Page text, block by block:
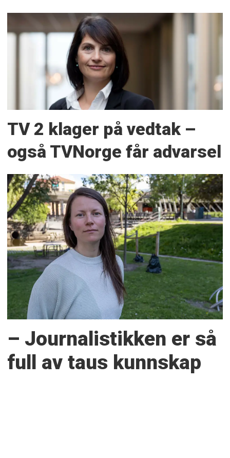
TV 2 klager på vedtak –
også TVNorge får advarsel
– Journalistikken er så
full av taus kunnskap